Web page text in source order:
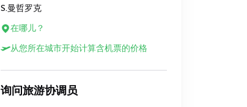
S.曼哲罗克
在哪儿？
从您所在城市开始计算含机票的价格
询问旅游协调员